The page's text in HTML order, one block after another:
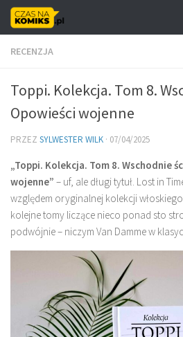
Skip to content
RECENZJA
Toppi. Kolekcja. Tom 8.
Opowieści wojenne
PRZEZ SYLWESTER WILK · 07/04/2025
„Toppi. Kolekcja. Tom 8. Wschodnie
wojenne” – uf, ale długi tytuł. Lost in
względem oryginalnej kolekcji
kolejne tomy liczące nieco ponad sto
podwójnie – niczym Van Damme w